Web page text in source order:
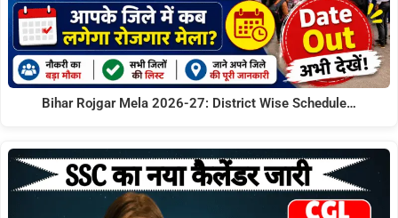
Bihar Rojgar Mela 2026-27: District Wise Schedule…